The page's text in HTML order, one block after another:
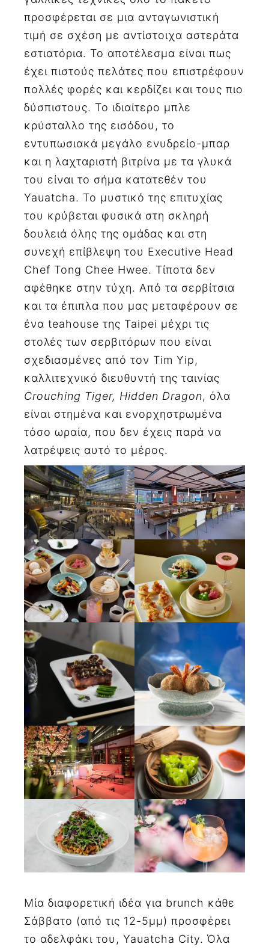
προσφέρεται σε μια ανταγωνιστική
τιμή σε σχέση με αντίστοιχα αστεράτα
εστιατόρια. Το αποτέλεσμα είναι πως
έχει πιστούς πελάτες που επιστρέφουν
πολλές φορές και κερδίζει και τους πιο
δύσπιστους. Το ιδιαίτερο μπλε
κρύσταλλο της εισόδου, το
εντυπωσιακά μεγάλο ενυδρείο-μπαρ
και η λαχταριστή βιτρίνα με τα γλυκά
του είναι το σήμα κατατεθέν του
Yauatcha. Το μυστικό της επιτυχίας
του κρύβεται φυσικά στη σκληρή
δουλειά όλης της ομάδας και στη
συνεχή επίβλεψη του Executive Head
Chef Tong Chee Hwee. Τίποτα δεν
αφέθηκε στην τύχη. Από τα σερβίτσια
και τα έπιπλα που μας μεταφέρουν σε
ένα teahouse της Taipei μέχρι τις
στολές των σερβιτόρων που είναι
σχεδιασμένες από τον Tim Yip,
καλλιτεχνικό διευθυντή της ταινίας
Crouching Tiger, Hidden Dragon, όλα
είναι στημένα και ενορχηστρωμένα
τόσο ωραία, που δεν έχεις παρά να
λατρέψεις αυτό το μέρος.
Μία διαφορετική ιδέα για brunch κάθε
Σάββατο (από τις 12-5μμ) προσφέρει
το αδελφάκι του, Yauatcha City. Όλα